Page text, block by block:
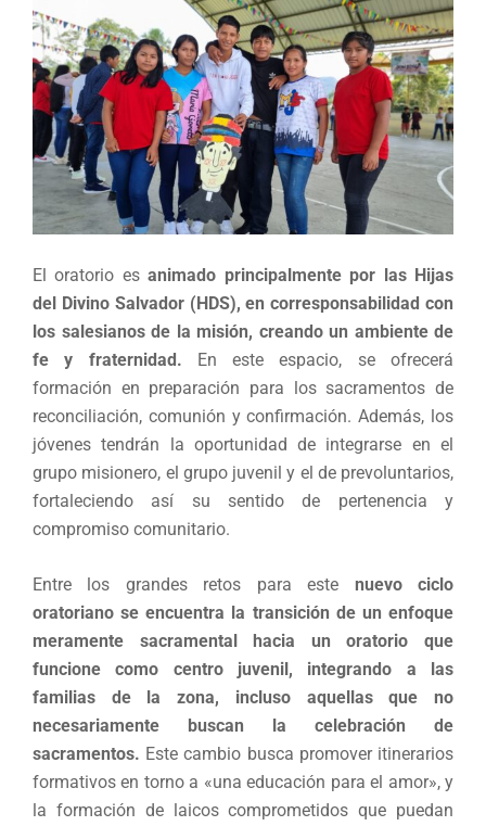
El oratorio esanimado principalmente por las Hijas
del Divino Salvador (HDS), en corresponsabilidad con
los salesianos de la misión, creando un ambiente de
fe y fraternidad. En este espacio, se ofrecerá
formación en preparación para los sacramentos de
reconciliación, comunión y confirmación. Además, los
jóvenes tendrán la oportunidad de integrarse en el
grupo misionero, el grupo juvenil y el de prevoluntarios,
fortaleciendo así su sentido de pertenencia y
compromiso comunitario.
Entre los grandes retos para este nuevo ciclo
oratoriano se encuentra la transición de un enfoque
meramente sacramental hacia un oratorio que
funcione como centro juvenil, integrando a las
familias de la zona, incluso aquellas que no
necesariamente buscan la celebración de
sacramentos. Este cambio busca promover itinerarios
formativos en torno a «una educación para el amor», y
la formación de laicos comprometidos que puedan